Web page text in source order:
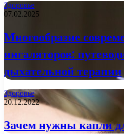
Здоровье
07.02.2025
Многообразие
ингаляторов:
дыхательной терапии
Здоровье
20.12.2022
Зачем нужны капли